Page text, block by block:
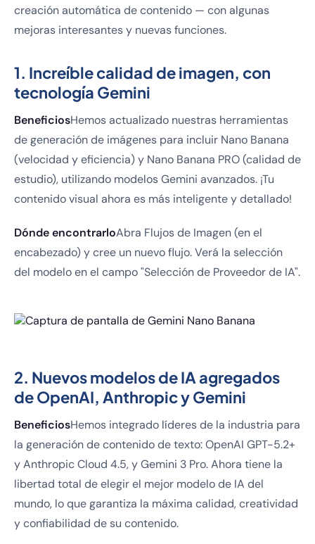
creación automática de contenido — con algunas
mejoras interesantes y nuevas funciones.
1. Increíble calidad de imagen, con
tecnología Gemini
BeneficiosHemos actualizado nuestras herramientas
de generación de imágenes para incluir Nano Banana
(velocidad y eficiencia) y Nano Banana PRO (calidad de
estudio), utilizando modelos Gemini avanzados. ¡Tu
contenido visual ahora es más inteligente y detallado!
Dónde encontrarloAbra Flujos de Imagen (en el
encabezado) y cree un nuevo flujo. Verá la selección
del modelo en el campo "Selección de Proveedor de IA".
2. Nuevos modelos de IA agregados
de OpenAI, Anthropic y Gemini
BeneficiosHemos integrado líderes de la industria para
la generación de contenido de texto: OpenAI GPT-5.2+
y Anthropic Cloud 4.5, y Gemini 3 Pro. Ahora tiene la
libertad total de elegir el mejor modelo de IA del
mundo, lo que garantiza la máxima calidad, creatividad
y confiabilidad de su contenido.